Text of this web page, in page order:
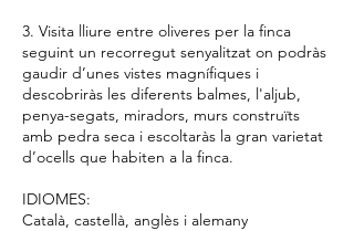
3. Visita lliure entre oliveres per la finca
seguint un recorregut senyalitzat on podràs
gaudir d’unes vistes magnífiques i
descobriràs les diferents balmes, l'aljub,
penya-segats, miradors, murs construïts
amb pedra seca i escoltaràs la gran varietat
d’ocells que habiten a la finca.
IDIOMES:
Català, castellà, anglès i alemany